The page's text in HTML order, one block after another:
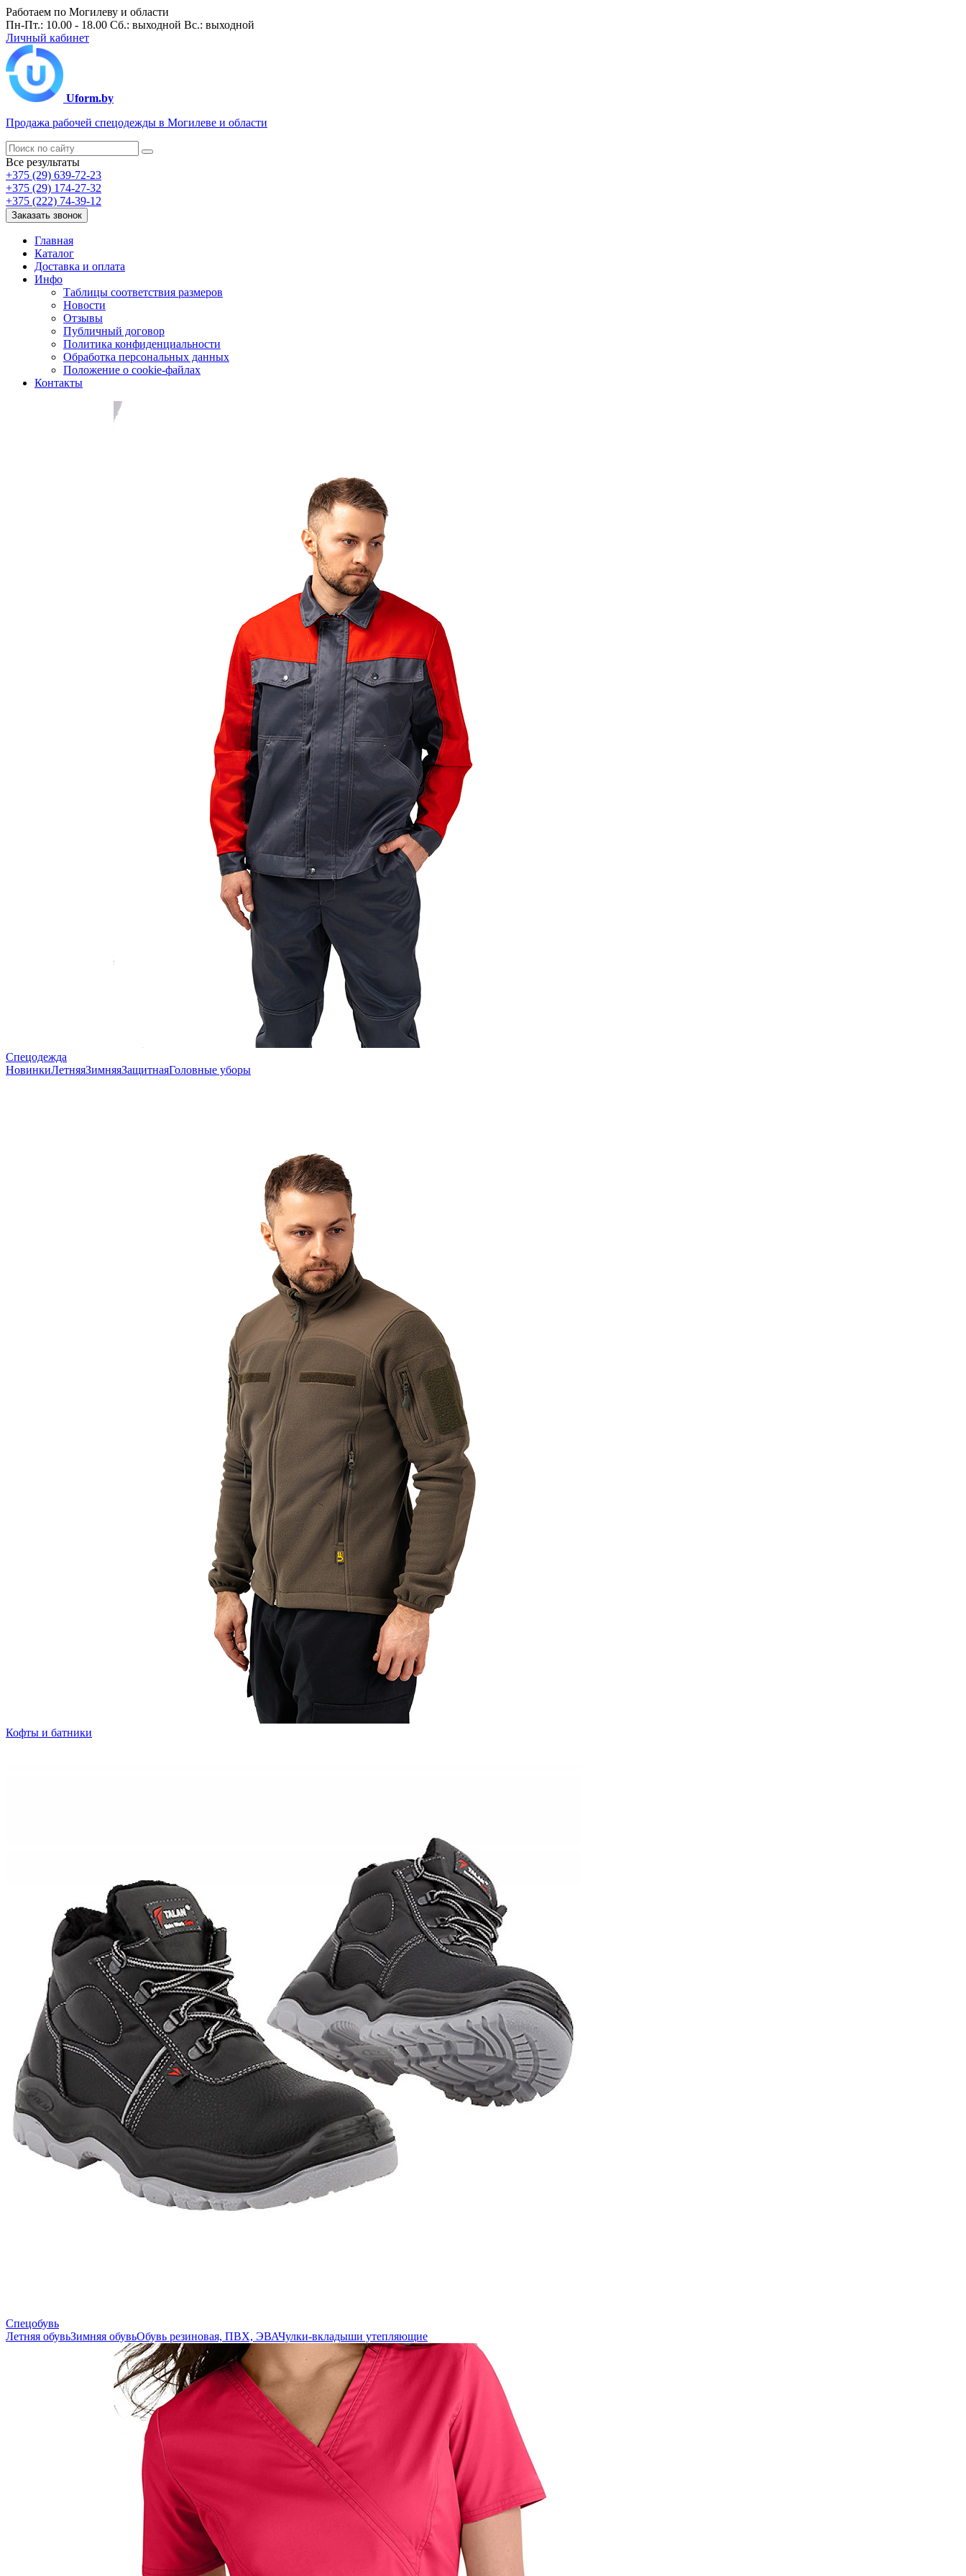
Работаем по Могилеву и области
Пн-Пт.: 10.00 - 18.00 Сб.: выходной Вс.: выходной
Личный кабинет
Uform.by
Продажа рабочей спецодежды в Могилеве и области
Все результаты
+375 (29) 639-72-23
+375 (29) 174-27-32
+375 (222) 74-39-12
Заказать звонок
Главная
Каталог
Доставка и оплата
Инфо
Таблицы соответствия размеров
Новости
Отзывы
Публичный договор
Политика конфиденциальности
Обработка персональных данных
Положение о cookie-файлах
Контакты
Спецодежда
НовинкиЛетняяЗимняяЗащитнаяГоловные уборы
Кофты и батники
Спецобувь
Летняя обувьЗимняя обувьОбувь резиновая, ПВХ, ЭВАЧулки-вкладыши утепляющие